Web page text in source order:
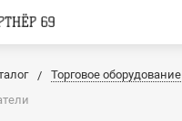
Торговое оборудование